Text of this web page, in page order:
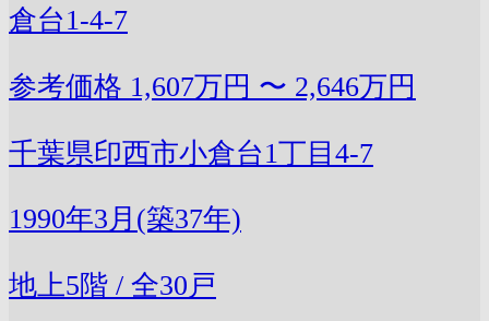
倉台1-4-7
参考価格 1,607万円 〜 2,646万円
千葉県印西市小倉台1丁目4-7
1990年3月(築37年)
地上5階 / 全30戸